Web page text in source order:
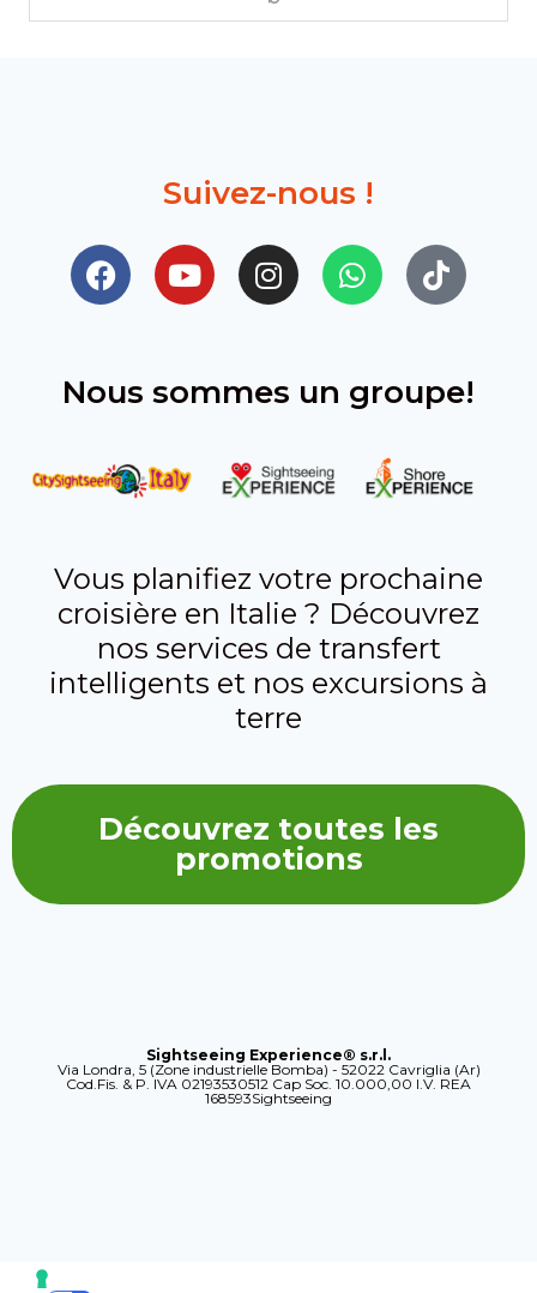
Suivez-nous !​
Nous sommes un groupe!
Vous planifiez votre prochaine
croisière en Italie ? Découvrez
nos services de transfert
intelligents et nos excursions à
terre
Découvrez toutes les
promotions
Sightseeing Experience® s.r.l.
Via Londra, 5 (Zone industrielle Bomba) - 52022 Cavriglia (Ar)
Cod.Fis. & P. IVA 02193530512 Cap Soc. 10.000,00 I.V. REA
168593Sightseeing